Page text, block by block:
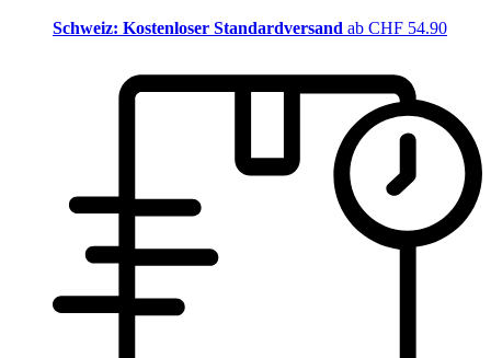
Schweiz: Kostenloser Standardversand ab CHF 54.90